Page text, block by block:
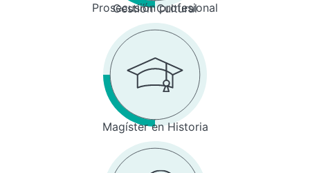
Prosecusión profesional
Gestión Cultural
Magíster en Historia